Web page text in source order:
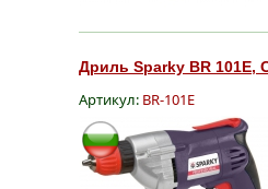
Дриль Sparky BR 101E,
Артикул: BR-101E